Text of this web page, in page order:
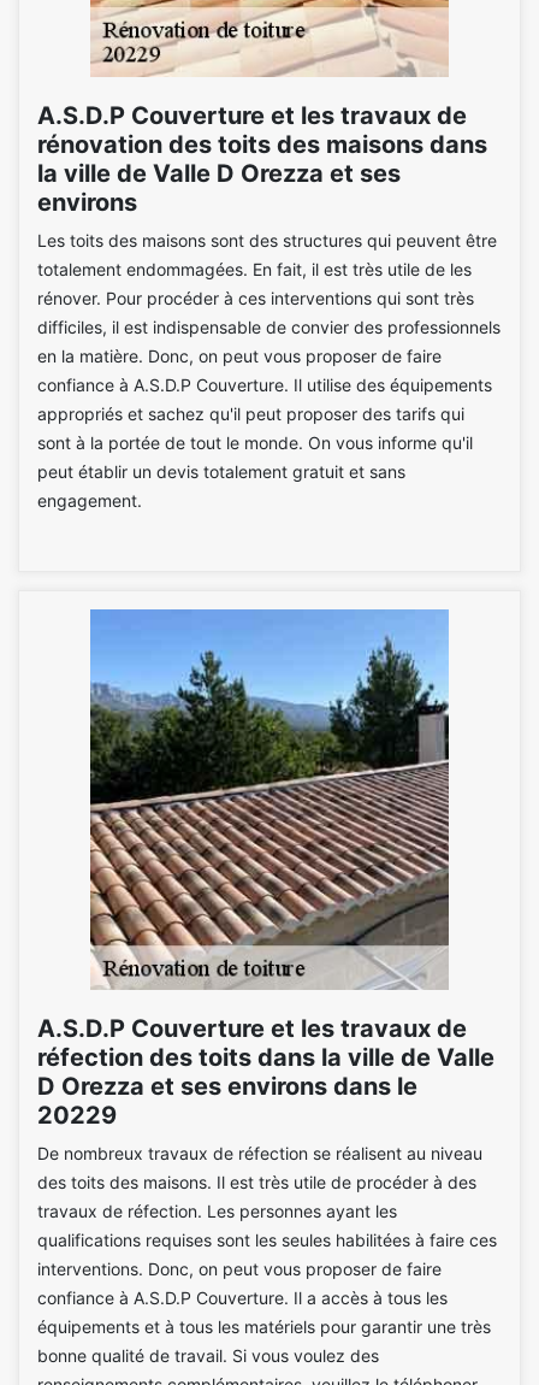
A.S.D.P Couverture et les travaux de
rénovation des toits des maisons dans
la ville de Valle D Orezza et ses
environs
Les toits des maisons sont des structures qui peuvent être
totalement endommagées. En fait, il est très utile de les
rénover. Pour procéder à ces interventions qui sont très
difficiles, il est indispensable de convier des professionnels
en la matière. Donc, on peut vous proposer de faire
confiance à A.S.D.P Couverture. Il utilise des équipements
appropriés et sachez qu'il peut proposer des tarifs qui
sont à la portée de tout le monde. On vous informe qu'il
peut établir un devis totalement gratuit et sans
engagement.
A.S.D.P Couverture et les travaux de
réfection des toits dans la ville de Valle
D Orezza et ses environs dans le
20229
De nombreux travaux de réfection se réalisent au niveau
des toits des maisons. Il est très utile de procéder à des
travaux de réfection. Les personnes ayant les
qualifications requises sont les seules habilitées à faire ces
interventions. Donc, on peut vous proposer de faire
confiance à A.S.D.P Couverture. Il a accès à tous les
équipements et à tous les matériels pour garantir une très
bonne qualité de travail. Si vous voulez des